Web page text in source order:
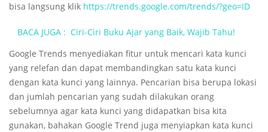
bisa langsung klik https://trends.google.com/trends/?geo=ID
BACA JUGA : Ciri-Ciri Buku Ajar yang Baik, Wajib Tahu!
Google Trends menyediakan fitur untuk mencari kata kunci
yang relefan dan dapat membandingkan satu kata kunci
dengan kata kunci yang lainnya. Pencarian bisa berupa lokasi
dan jumlah pencarian yang sudah dilakukan orang
sebelumnya agar kata kunci yang didapatkan bisa kita
gunakan, bahakan Google Trend juga menyiapkan kata kunci